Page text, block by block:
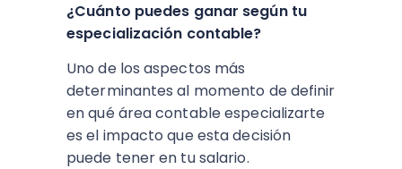
¿Cuánto puedes ganar según tu
especialización contable?
Uno de los aspectos más
determinantes al momento de definir
en qué área contable especializarte
es el impacto que esta decisión
puede tener en tu salario.